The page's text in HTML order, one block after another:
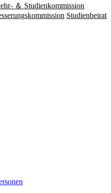
＆ Studienkommission
Studienbeirat